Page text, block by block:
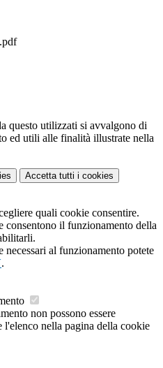
questo utilizzati si avvalgono di
ed utili alle finalità illustrate nella
Accetta tutti i cookies
quali cookie consentire.
consentono il funzionamento della
al funzionamento potete
.
non possono essere
nella pagina della cookie